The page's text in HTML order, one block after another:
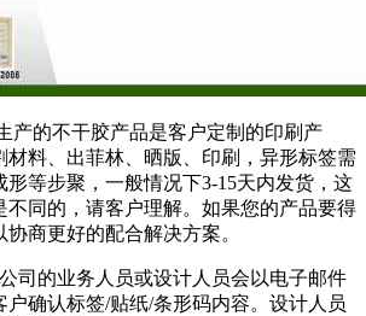
产的不干胶产品是客户定制的印刷产
材料、出菲林、晒版、印刷，异形标签需
形等步聚，一般情况下3-15天内发货，这
不同的，请客户理解。如果您的产品要得
商更好的配合解决方案。
司的业务人员或设计人员会以电子邮件
户确认标签/贴纸/条形码内容。设计人员